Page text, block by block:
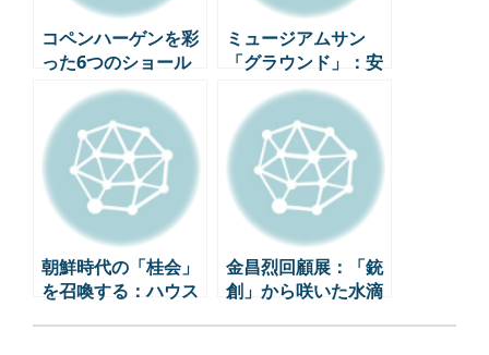
コペンハーゲンを彩
った6つのショール
ーム：2025 ‘3 Days
of Design’ の現場を
訪ねる
ミュージアムサン
「グラウンド」：安
藤忠雄とアントニ
ー・ゴムの出会い
朝鮮時代の「桂会」
を召喚する：ハウス
金昌烈回顧展：「銃
創」から咲いた水滴